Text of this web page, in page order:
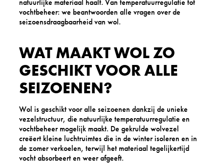
natuurlijke materiaal haalt. Van temperatuurregulatie tot
vochtbeheer: we beantwoorden alle vragen over de
seizoensdraagbaarheid van wol.
WAT MAAKT WOL ZO
GESCHIKT VOOR ALLE
SEIZOENEN?
Wol is geschikt voor alle seizoenen dankzij de unieke
vezelstructuur, die natuurlijke temperatuurregulatie en
vochtbeheer mogelijk maakt. De gekrulde wolvezel
creëert kleine luchtruimtes die in de winter isoleren en in
de zomer verkoelen, terwijl het materiaal tegelijkertijd
vocht absorbeert en weer afgeeft.